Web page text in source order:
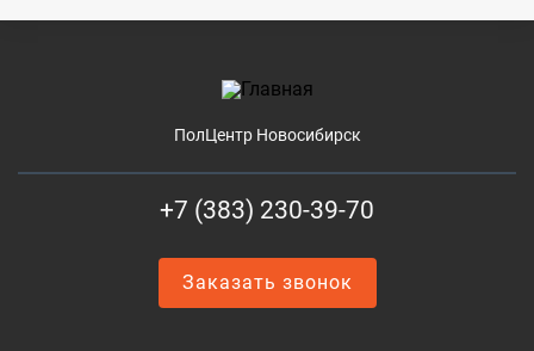
ПолЦентр Новосибирск
+7 (383) 230-39-70
Заказать звонок